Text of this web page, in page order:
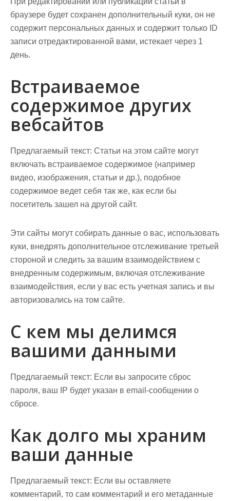
браузере будет сохранен дополнительный куки, он не
содержит персональных данных и содержит только ID
записи отредактированной вами, истекает через 1
день.
Встраиваемое
содержимое других
вебсайтов
Предлагаемый текст: Статьи на этом сайте могут
включать встраиваемое содержимое (например
видео, изображения, статьи и др.), подобное
содержимое ведет себя так же, как если бы
посетитель зашел на другой сайт.
Эти сайты могут собирать данные о вас, использовать
куки, внедрять дополнительное отслеживание третьей
стороной и следить за вашим взаимодействием с
внедренным содержимым, включая отслеживание
взаимодействия, если у вас есть учетная запись и вы
авторизовались на том сайте.
С кем мы делимся
вашими данными
Предлагаемый текст: Если вы запросите сброс
пароля, ваш IP будет указан в email-сообщении о
сбросе.
Как долго мы храним
ваши данные
Предлагаемый текст: Если вы оставляете
комментарий, то сам комментарий и его метаданные